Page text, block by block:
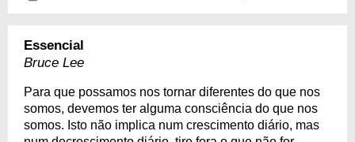
Essencial
Bruce Lee
Para que possamos nos tornar diferentes do que nos
somos, devemos ter alguma consciência do que nos
so­mos. Isto não implica num crescimento diário, mas